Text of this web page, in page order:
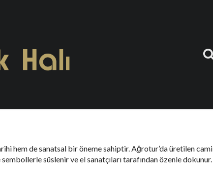
hem de sanatsal bir öneme sahiptir. Ağrotur’da üretilen cami
süslenir ve el sanatçıları tarafından özenle dokunur.